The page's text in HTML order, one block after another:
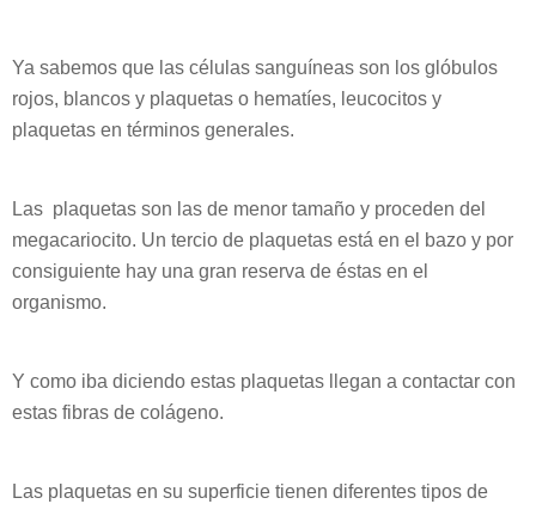
Ya sabemos que las células sanguíneas son los glóbulos
rojos, blancos y plaquetas o hematíes, leucocitos y
plaquetas en términos generales.
Las plaquetas son las de menor tamaño y proceden del
megacariocito. Un tercio de plaquetas está en el bazo y por
consiguiente hay una gran reserva de éstas en el
organismo.
Y como iba diciendo estas plaquetas llegan a contactar con
estas fibras de colágeno.
Las plaquetas en su superficie tienen diferentes tipos de